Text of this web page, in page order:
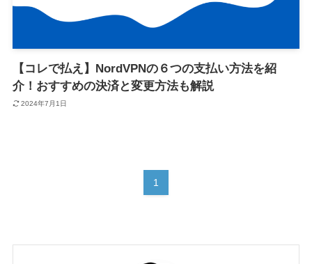
【コレで払え】NordVPNの６つの支払い方法を紹
介！おすすめの決済と変更方法も解説
2024年7月1日
1